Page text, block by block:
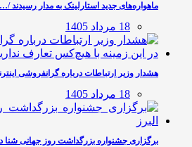
ماهواره‌های جدید استارلینک به مدار رسیدند /…
18 مرداد 1405
هشدار وزیر ارتباطات درباره گرانفروشی
18 مرداد 1405
برگزاری جشنواره بزرگداشت روز جهانی شنا